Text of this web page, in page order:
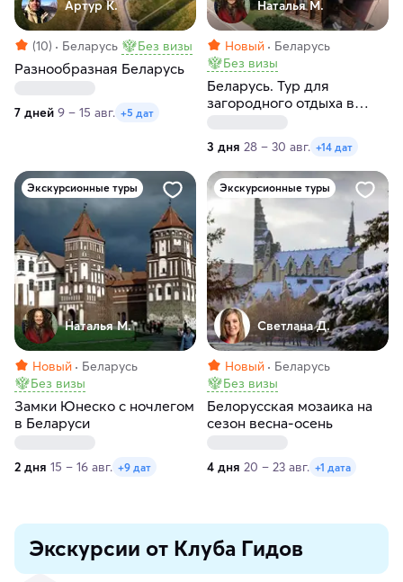
Артур К.
(10) Беларусь Без визы
Разнообразная Беларусь
7 дней 9 – 15 авг. +5 дат
Наталья М.
Новый
Беларусь
Без визы
Беларусь. Тур для
загородного отдыха в
3 дня 28 – 30 авг. +14 дат
Экскурсионные туры
Наталья М.
Новый
Беларусь
Без визы
Замки Юнеско с ночлегом
в Беларуси
2 дня 15 – 16 авг. +9 дат
Экскурсионные туры
Светлана Д.
Новый
Беларусь
Без визы
Белорусская мозаика на
сезон весна-осень
4 дня 20 – 23 авг. +1 дата
Экскурсии от Клуба Гидов